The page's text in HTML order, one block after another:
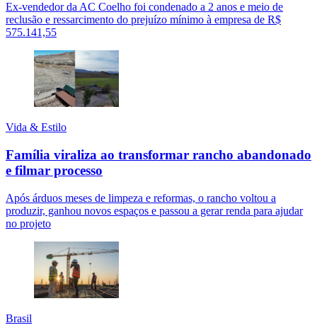
Ex-vendedor da AC Coelho foi condenado a 2 anos e meio de
reclusão e ressarcimento do prejuízo mínimo à empresa de R$
575.141,55
Vida & Estilo
Família viraliza ao transformar rancho abandonado
e filmar processo
Após árduos meses de limpeza e reformas, o rancho voltou a
produzir, ganhou novos espaços e passou a gerar renda para ajudar
no projeto
Brasil